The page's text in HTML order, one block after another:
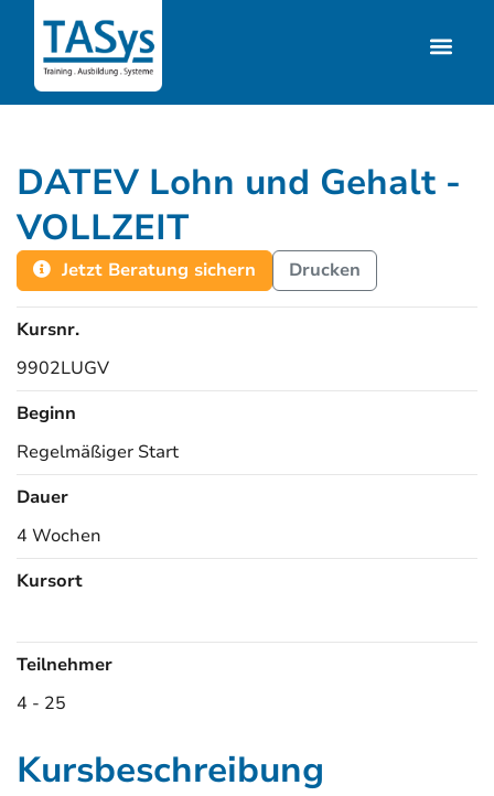
DATEV Lohn und Gehalt -
VOLLZEIT
Jetzt Beratung sichern Drucken
Kursnr.
9902LUGV
Beginn
Regelmäßiger Start
Dauer
4 Wochen
Kursort
Teilnehmer
4 - 25
Kursbeschreibung